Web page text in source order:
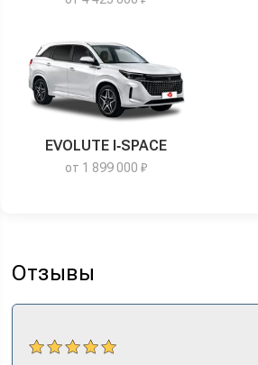
EVOLUTE I‑SPACE
от 1 899 000 ₽
Отзывы